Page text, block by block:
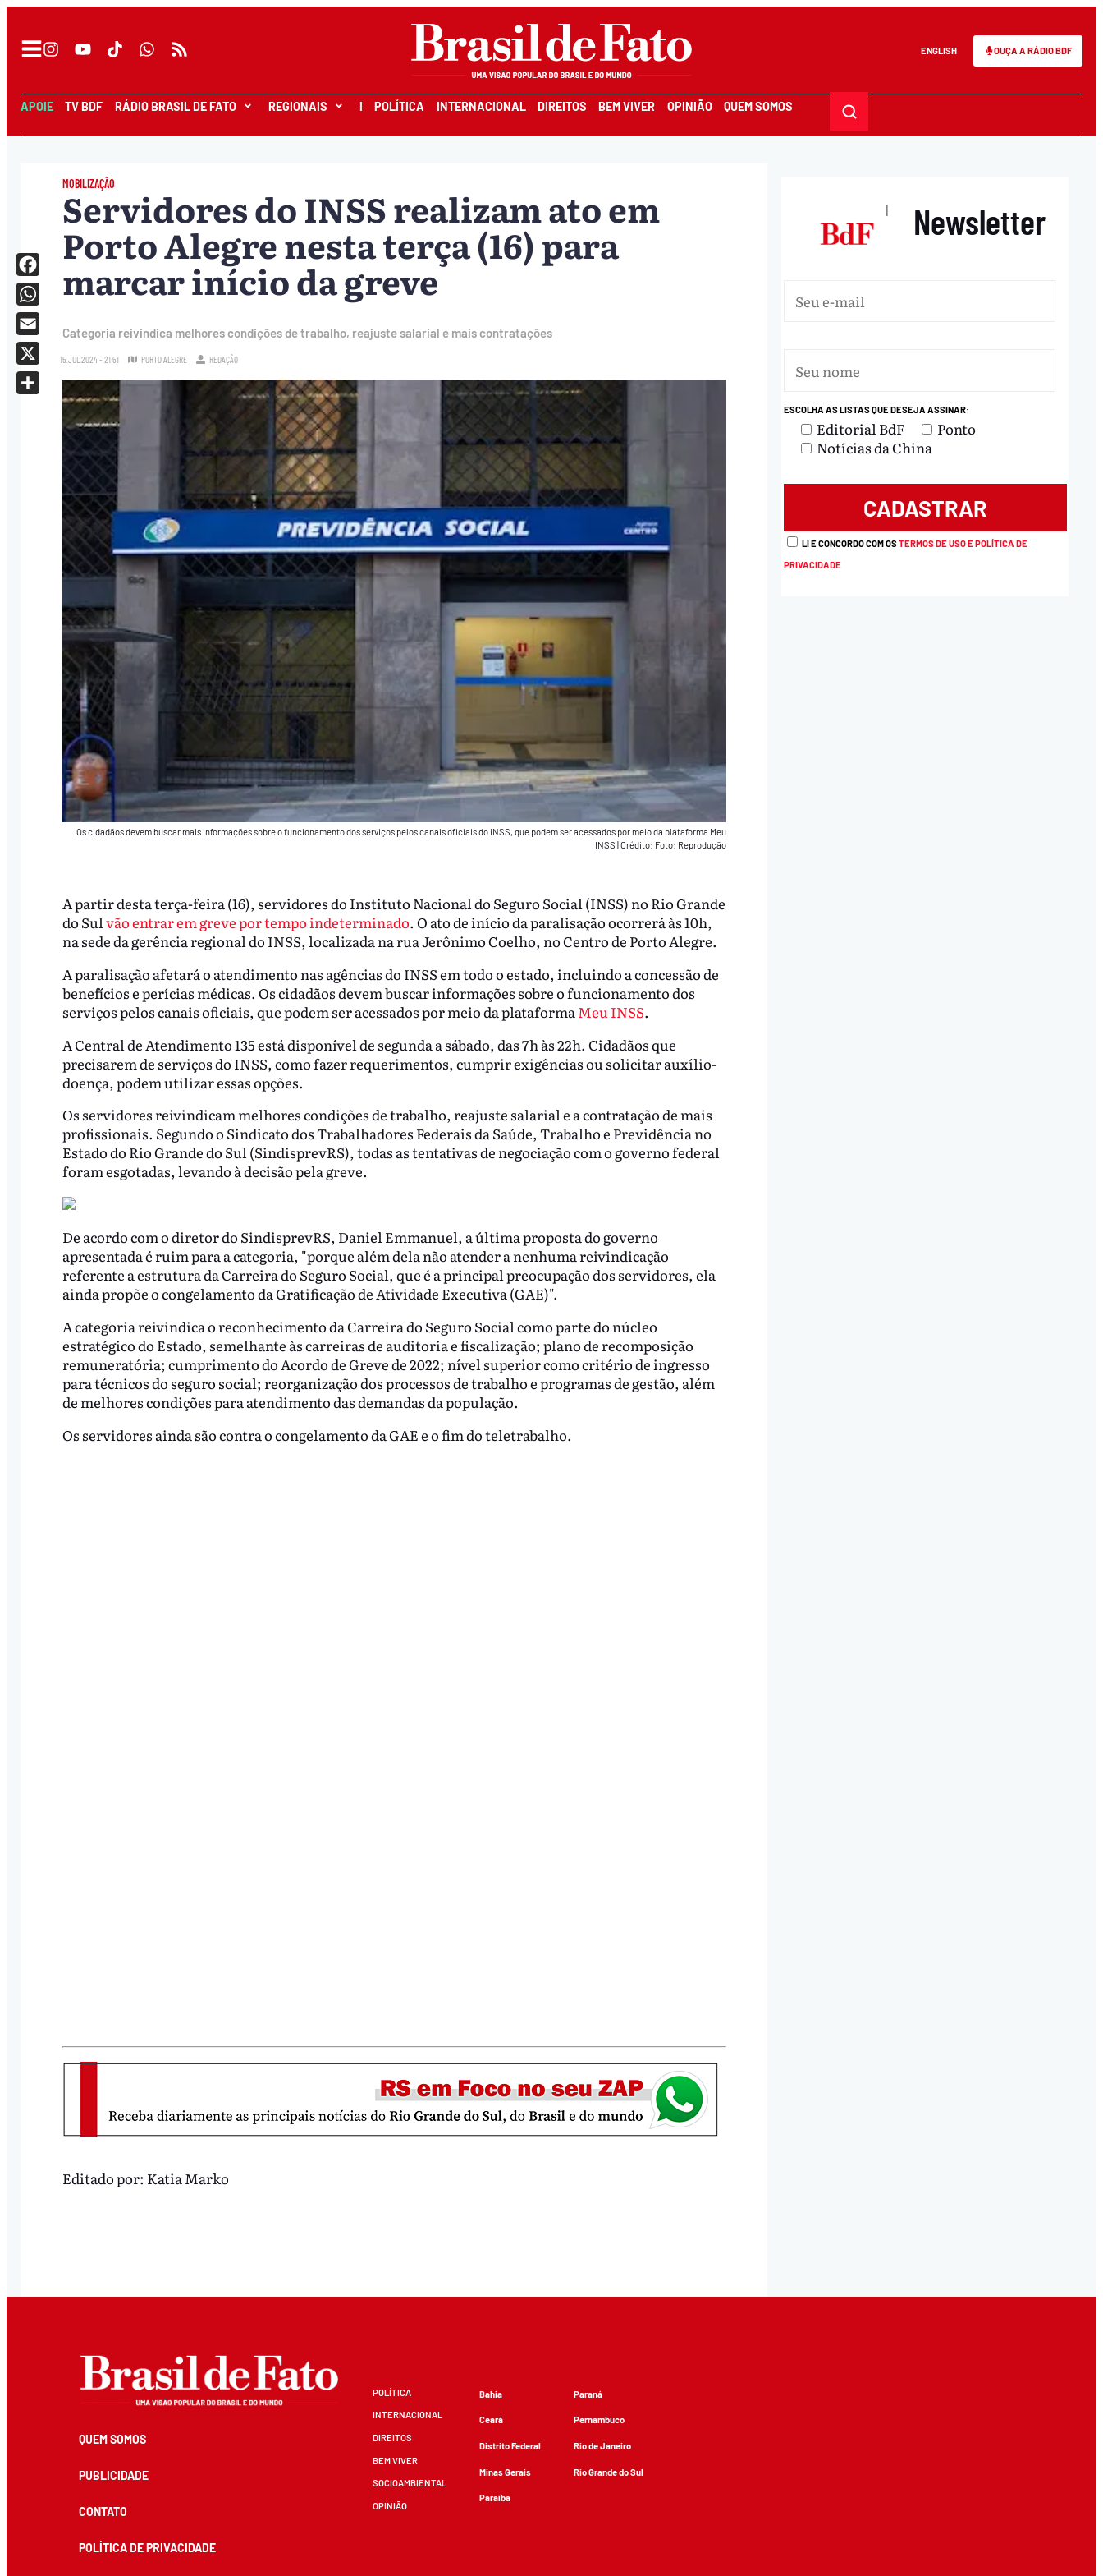
ENGLISH OUÇA A RÁDIO BDF
APOIE TV BDF RÁDIO BRASIL DE FATO REGIONAIS I POLÍTICA INTERNACIONAL DIREITOS BEM VIVER OPINIÃO QUEM SOMOS
MOBILIZAÇÃO
Servidores do INSS realizam ato em
Porto Alegre nesta terça (16) para
marcar início da greve
Categoria reivindica melhores condições de trabalho, reajuste salarial e mais contratações
15.JUL.2024 - 21:51 PORTO ALEGRE REDAÇÃO
Os cidadãos devem buscar mais informações sobre o funcionamento dos serviços pelos canais oficiais do INSS, que podem ser acessados por meio da plataforma Meu
INSS Crédito: Foto: Reprodução
A partir desta terça-feira (16), servidores do Instituto Nacional do Seguro Social (INSS) no Rio Grande
do Sul vão entrar em greve por tempo indeterminado. O ato de início da paralisação ocorrerá às 10h,
na sede da gerência regional do INSS, localizada na rua Jerônimo Coelho, no Centro de Porto Alegre.
A paralisação afetará o atendimento nas agências do INSS em todo o estado, incluindo a concessão de
benefícios e perícias médicas. Os cidadãos devem buscar informações sobre o funcionamento dos
serviços pelos canais oficiais, que podem ser acessados por meio da plataforma Meu INSS.
A Central de Atendimento 135 está disponível de segunda a sábado, das 7h às 22h. Cidadãos que
precisarem de serviços do INSS, como fazer requerimentos, cumprir exigências ou solicitar auxílio-
doença, podem utilizar essas opções.
Os servidores reivindicam melhores condições de trabalho, reajuste salarial e a contratação de mais
profissionais. Segundo o Sindicato dos Trabalhadores Federais da Saúde, Trabalho e Previdência no
Estado do Rio Grande do Sul (SindisprevRS), todas as tentativas de negociação com o governo federal
foram esgotadas, levando à decisão pela greve.
De acordo com o diretor do SindisprevRS, Daniel Emmanuel, a última proposta do governo
apresentada é ruim para a categoria, "porque além dela não atender a nenhuma reivindicação
referente a estrutura da Carreira do Seguro Social, que é a principal preocupação dos servidores, ela
ainda propõe o congelamento da Gratificação de Atividade Executiva (GAE)".
A categoria reivindica o reconhecimento da Carreira do Seguro Social como parte do núcleo
estratégico do Estado, semelhante às carreiras de auditoria e fiscalização; plano de recomposição
remuneratória; cumprimento do Acordo de Greve de 2022; nível superior como critério de ingresso
para técnicos do seguro social; reorganização dos processos de trabalho e programas de gestão, além
de melhores condições para atendimento das demandas da população.
Os servidores ainda são contra o congelamento da GAE e o fim do teletrabalho.
Facebook
WhatsApp
Email
X
Editado por: Katia Marko
| Newsletter
ESCOLHA AS LISTAS QUE DESEJA ASSINAR:
Editorial BdF
Ponto
Notícias da China
LI E CONCORDO COM OSTERMOS DE USO E POLÍTICA DE
PRIVACIDADE
QUEM SOMOS
PUBLICIDADE
CONTATO
POLÍTICA DE PRIVACIDADE
POLÍTICA
INTERNACIONAL
DIREITOS
BEM VIVER
SOCIOAMBIENTAL
OPINIÃO
Bahia
Ceará
Distrito Federal
Minas Gerais
Paraíba
Paraná
Pernambuco
Rio de Janeiro
Rio Grande do Sul